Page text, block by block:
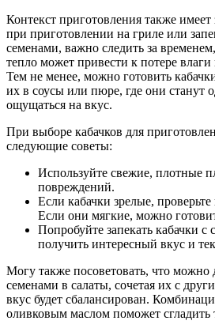
Контекст приготовления также
при приготовлении на гриле или
семенами, важно следить за
тепло может привести к потере
Тем не менее, можно готовить
их в соусы или пюре, где они станут
ощущаться на вкус.
При выборе кабачков для
следующие советы:
Используйте свежие, плотные
повреждений.
Если кабачки зрелые,
Если они мягкие, можно
Попробуйте запекать кабачки с
получить интересный вкус и
Могу также посоветовать, что можно
семенами в салаты, сочетая их с
вкус будет сбалансирован.
оливковым маслом поможет сгладить